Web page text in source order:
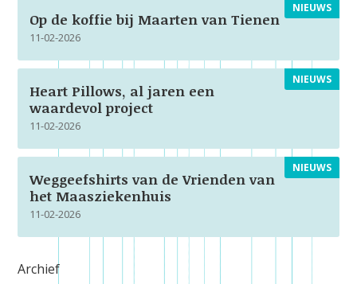
NIEUWS
Op de koffie bij Maarten van Tienen
11-02-2026
NIEUWS
Heart Pillows, al jaren een
waardevol project
11-02-2026
NIEUWS
Weggeefshirts van de Vrienden van
het Maasziekenhuis
11-02-2026
Archief